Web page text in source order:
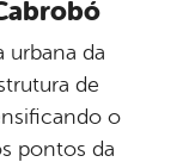
urbana da
de
o
pontos da